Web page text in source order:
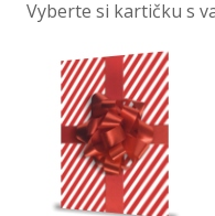
Vyberte si kartičku s